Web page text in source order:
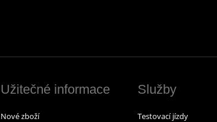
Užitečné informace
Nové zboží
Služby
Testovací jízdy